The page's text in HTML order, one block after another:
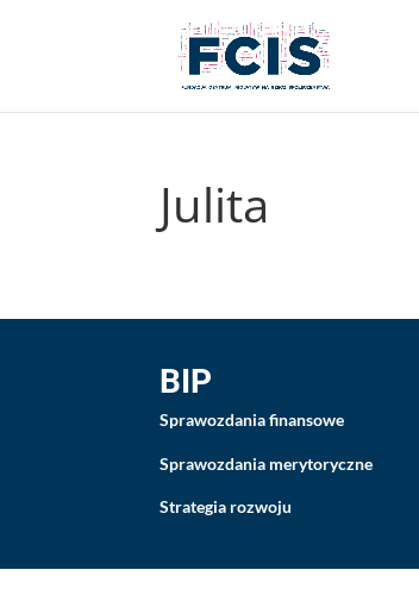
Julita
BIP
Sprawozdania finansowe
Sprawozdania merytoryczne
Strategia rozwoju